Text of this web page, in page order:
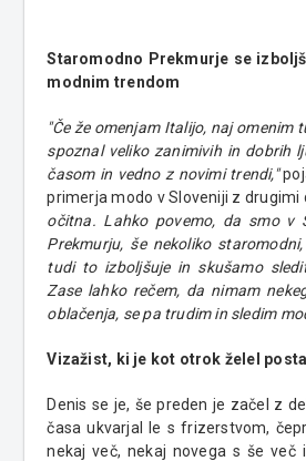
Staromodno Prekmurje se
modnim trendom
"Če že omenjam Italijo, naj omenim
spoznal veliko zanimivih in dobrih
časom in vedno z novimi trendi,"
primerja modo v Sloveniji z drugimi
očitna. Lahko povemo, da smo v
Prekmurju, še nekoliko
tudi to izboljšuje in skušamo
Zase lahko rečem, da nimam
oblačenja, se pa trudim in sledim
Vizažist, ki je kot otrok želel
Denis se je, še preden je začel z
časa ukvarjal le s frizerstvom,
nekaj več, nekaj novega s še več